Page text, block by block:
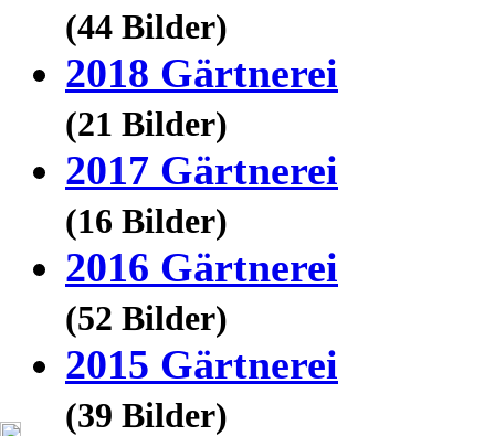
(44 Bilder)
2018 Gärtnerei
(21 Bilder)
2017 Gärtnerei
(16 Bilder)
2016 Gärtnerei
(52 Bilder)
2015 Gärtnerei
(39 Bilder)